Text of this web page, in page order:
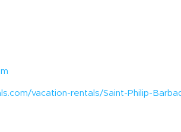
vacation-rentals/Saint-Philip-